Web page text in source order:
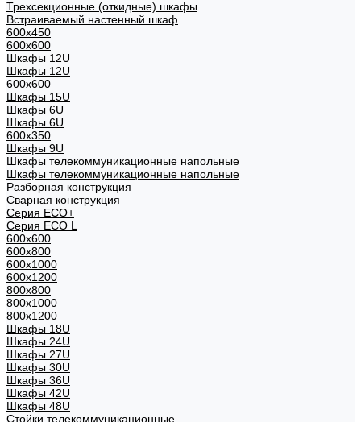
Трехсекционные (откидные) шкафы
Встраиваемый настенный шкаф
600x450
600x600
Шкафы 12U
Шкафы 12U
600x600
Шкафы 15U
Шкафы 6U
Шкафы 6U
600x350
Шкафы 9U
Шкафы телекоммуникационные напольные
Шкафы телекоммуникационные напольные
Разборная конструкция
Сварная конструкция
Серия ECO+
Серия ECO L
600x600
600x800
600х1000
600х1200
800x800
800х1000
800х1200
Шкафы 18U
Шкафы 24U
Шкафы 27U
Шкафы 30U
Шкафы 36U
Шкафы 42U
Шкафы 48U
Стойки телекоммуникационные